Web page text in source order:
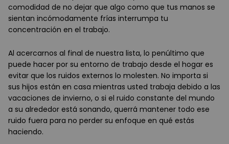
comodidad de no dejar que algo como que tus manos se
sientan incómodamente frías interrumpa tu
concentración en el trabajo.
Al acercarnos al final de nuestra lista, lo penúltimo que
puede hacer por su entorno de trabajo desde el hogar es
evitar que los ruidos externos lo molesten. No importa si
sus hijos están en casa mientras usted trabaja debido a las
vacaciones de invierno, o si el ruido constante del mundo
a su alrededor está sonando, querrá mantener todo ese
ruido fuera para no perder su enfoque en qué estás
haciendo.